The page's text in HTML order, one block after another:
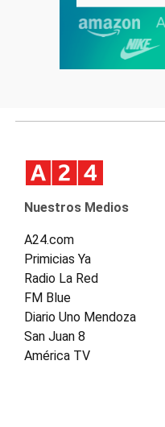
Nuestros Medios
A24.com
Primicias Ya
Radio La Red
FM Blue
Diario Uno Mendoza
San Juan 8
América TV